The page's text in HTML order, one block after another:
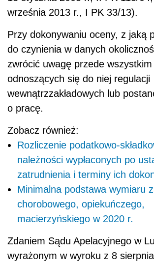
września 2013 r., I PK 33/13).
Przy dokonywaniu oceny, z jaką
do czynienia w danych
zwrócić uwagę przede
odnoszących się do niej regulacji
wewnątrzzakładowych lub
o pracę.
Zobacz również:
Rozliczenie podatkowo-
należności wypłaconych po
zatrudnienia i terminy ich
Minimalna podstawa wymiaru
chorobowego, opiekuńczego,
macierzyńskiego w 2020 r.
Zdaniem Sądu Apelacyjnego w
wyrażonym w wyroku z 8